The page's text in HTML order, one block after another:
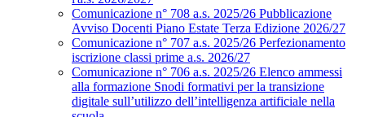
Comunicazione n° 708 a.s. 2025/26 Pubblicazione
Avviso Docenti Piano Estate Terza Edizione 2026/27
Comunicazione n° 707 a.s. 2025/26 Perfezionamento
iscrizione classi prime a.s. 2026/27
Comunicazione n° 706 a.s. 2025/26 Elenco ammessi
alla formazione Snodi formativi per la transizione
digitale sull’utilizzo dell’intelligenza artificiale nella